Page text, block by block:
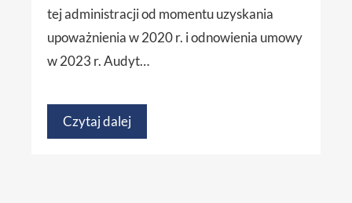
tej administracji od momentu uzyskania
upoważnienia w 2020 r. i odnowienia umowy
w 2023 r. Audyt…
Czytaj dalej